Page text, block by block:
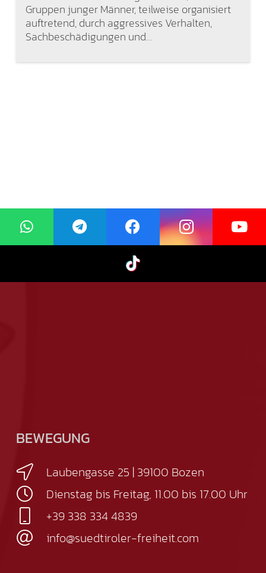
Gruppen junger Männer, teilweise organisiert
auftretend, durch aggressives Verhalten,
Sachbeschädigungen und…
BEWEGUNG
Laubengasse 25 | 39100 Bozen
Dienstag bis Freitag, 11.00 bis 17.00 Uhr
+39 338 334 4839
info@suedtiroler-freiheit.com